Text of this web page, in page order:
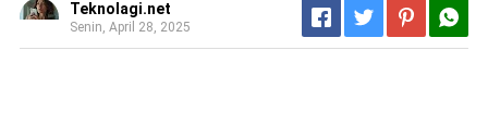
Teknolagi.net
Senin, April 28, 2025